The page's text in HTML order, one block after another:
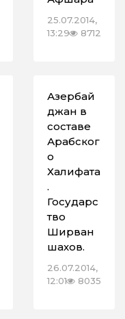
25.07.2014,
13:29
8712
Азербай
джан в
составе
Арабског
о
Халифата
.
Государс
тво
Ширван
шахов.
26.07.2014,
12:01
8035